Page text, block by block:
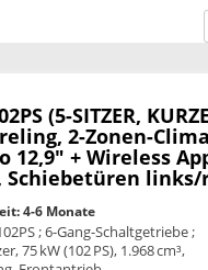
(5-SITZER,
2-Zonen-
+ Wireless
Schiebetüren
4-6 Monate
; 6-Gang-Schaltgetriebe ;
75 kW (102 PS), 1.968 cm³,